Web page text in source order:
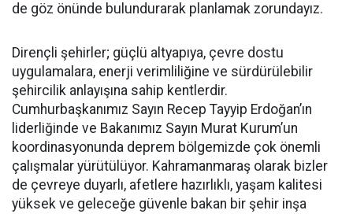
de göz önünde bulundurarak planlamak zorundayız.
Dirençli şehirler; güçlü altyapıya, çevre dostu
uygulamalara, enerji verimliliğine ve sürdürülebilir
şehircilik anlayışına sahip kentlerdir.
Cumhurbaşkanımız Sayın Recep Tayyip Erdoğan’ın
liderliğinde ve Bakanımız Sayın Murat Kurum’un
koordinasyonunda deprem bölgemizde çok önemli
çalışmalar yürütülüyor. Kahramanmaraş olarak bizler
de çevreye duyarlı, afetlere hazırlıklı, yaşam kalitesi
yüksek ve geleceğe güvenle bakan bir şehir inşa